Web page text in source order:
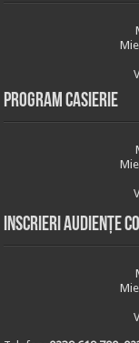
Program casierie
Inscrieri audiențe